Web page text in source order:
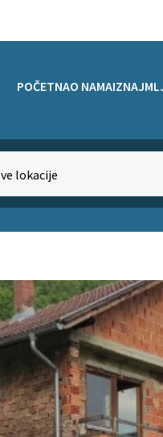
POČETNAO NAMA
lokacije